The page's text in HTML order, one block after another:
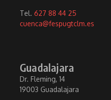
Tel. 627 88 44 25
cuenca@fespugtclm.es
Guadalajara
Dr. Fleming, 14
19003 Guadalajara